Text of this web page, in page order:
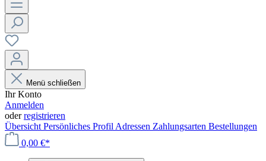
Menü schließen
Ihr Konto
Anmelden
oderregistrieren
Übersicht Persönliches Profil Adressen Zahlungsarten Bestellungen
0,00 €*